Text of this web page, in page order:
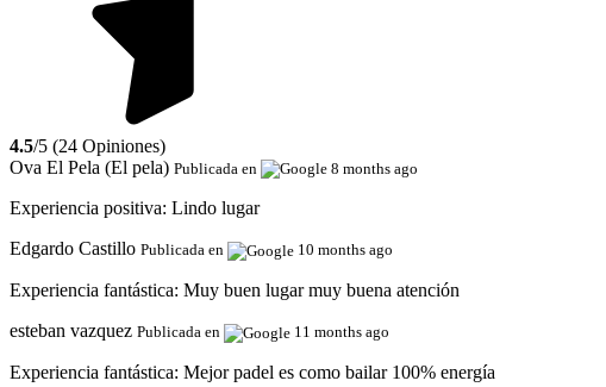
4.5/5 (24 Opiniones)
Ova El Pela (El pela) Publicada en 8 months ago
Experiencia positiva: Lindo lugar
Edgardo Castillo Publicada en 10 months ago
Experiencia fantástica: Muy buen lugar muy buena atención
esteban vazquez Publicada en 11 months ago
Experiencia fantástica: Mejor padel es como bailar 100% energía